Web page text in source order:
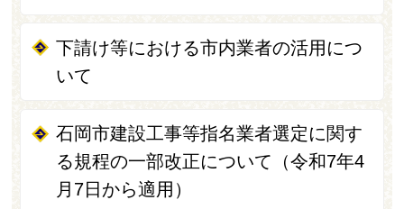
下請け等における市内業者の活用につ
いて
石岡市建設工事等指名業者選定に関す
る規程の一部改正について（令和7年4
月7日から適用）